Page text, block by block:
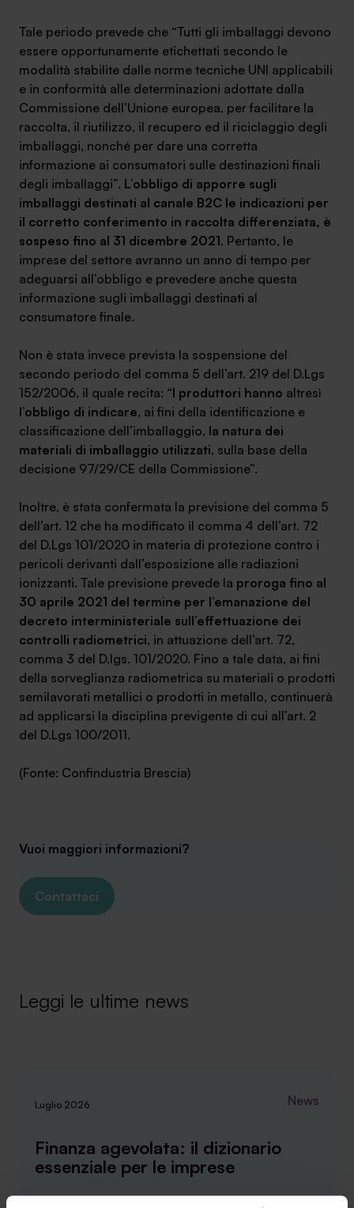
+030.3540104
info@safinance.it
SA Finance Mediazione Creditizia Srl, società di mediazione creditizia iscritta
all'Oam n.M336
Tale periodo prevede che “Tutti gli imballaggi devono
essere opportunamente etichettati secondo le
modalità stabilite dalle norme tecniche UNI applicabili
e in conformità alle determinazioni adottate dalla
Commissione dell’Unione europea, per facilitare la
raccolta, il riutilizzo, il recupero ed il riciclaggio degli
imballaggi, nonché per dare una corretta
informazione ai consumatori sulle destinazioni finali
degli imballaggi”. L’obbligo di apporre sugli
imballaggi destinati al canale B2C le indicazioni per
il corretto conferimento in raccolta differenziata, è
sospeso fino al 31 dicembre 2021. Pertanto, le
imprese del settore avranno un anno di tempo per
adeguarsi all’obbligo e prevedere anche questa
informazione sugli imballaggi destinati al
consumatore finale.
Non è stata invece prevista la sospensione del
secondo periodo del comma 5 dell’art. 219 del D.Lgs
152/2006, il quale recita: “I produttori hanno altresì
l’obbligo di indicare, ai fini della identificazione e
classificazione dell’imballaggio, la natura dei
materiali di imballaggio utilizzati, sulla base della
decisione 97/29/CE della Commissione”.
Inoltre, è stata confermata la previsione del comma 5
dell’art. 12 che ha modificato il comma 4 dell’art. 72
del D.Lgs 101/2020 in materia di protezione contro i
pericoli derivanti dall’esposizione alle radiazioni
ionizzanti. Tale previsione prevede la proroga fino al
30 aprile 2021 del termine per l’emanazione del
decreto interministeriale sull’effettuazione dei
controlli radiometrici, in attuazione dell’art. 72,
comma 3 del D.lgs. 101/2020. Fino a tale data, ai fini
della sorveglianza radiometrica su materiali o prodotti
semilavorati metallici o prodotti in metallo, continuerà
ad applicarsi la disciplina previgente di cui all’art. 2
del D.Lgs 100/2011.
(Fonte: Confindustria Brescia)
Vuoi maggiori informazioni?
Contattaci
Leggi le ultime news
Luglio 2026 News
Finanza agevolata: il dizionario
essenziale per le imprese